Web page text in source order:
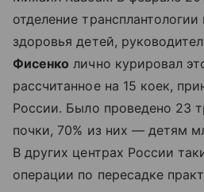
отделение
здоровья детей,
Фисенко лично курировал
рассчитанное на 15 коек,
России. Было проведено 23
почки, 70% из них — детям
В других центрах России
операции по пересадке